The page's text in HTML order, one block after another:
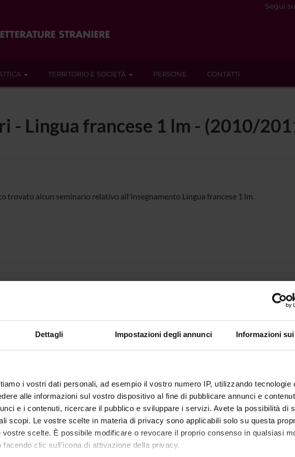
Dettagli Impostazioni degli annunci Informazioni
i vostri dati personali, ad esempio il vostro numero IP, utilizzando tecnologie
alle informazioni sul vostro dispositivo al fine di pubblicare annunci e
e i contenuti, ricercare il pubblico e sviluppare i servizi. Avete la possibilità di
scopi. Le vostre scelte in materia di privacy sono applicabili solo su questa
scelte. È possibile modificare o revocare il proprio consenso in qualsiasi
clic sull'icona di attivazione della privacy.
Segui su
TERRITORIO E SOCIETÀ PERSONE CONTATTI
- Lingua francese 1 lm - (2010/
trovato alcun seminario relativo all'insegnamento Lingua francese 1 lm.